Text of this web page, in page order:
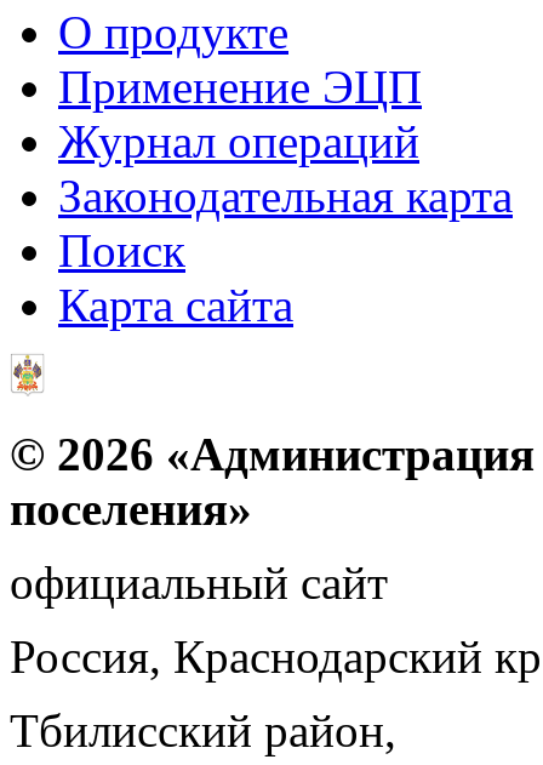
О продукте
Применение ЭЦП
Журнал операций
Законодательная карта
Поиск
Карта сайта
© 2026 «Администрация
поселения»
официальный сайт
Россия, Краснодарский
Тбилисский район,